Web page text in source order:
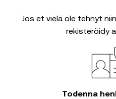
Jos et vielä ole tehnyt
rekisteröidy
Todenna